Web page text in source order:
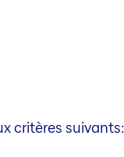
critères suivants: